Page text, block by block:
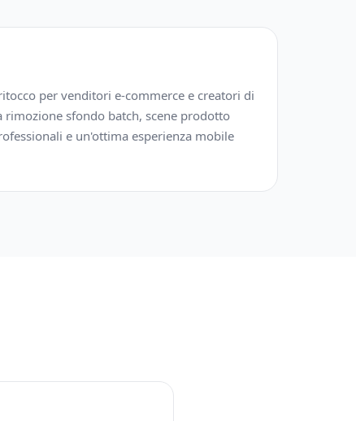
per venditori e-commerce e creatori di
rimozione sfondo batch, scene prodotto
e un'ottima esperienza mobile